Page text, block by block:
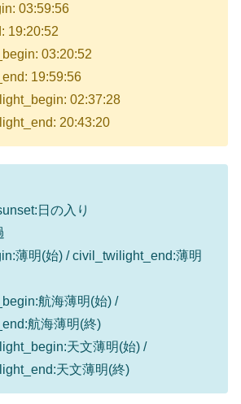
03:59:56
19:20:52
03:20:52
19:59:56
02:37:28
20:43:20
日の入り
薄明(始) / civil_twilight_end:薄明
航海薄明(始) /
航海薄明(終)
天文薄明(始) /
天文薄明(終)